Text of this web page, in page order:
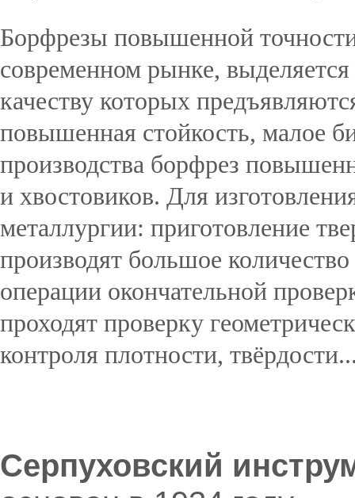
Борфрезы повышенной
современном рынке,
качеству которых
повышенная стойкость, малое
производства борфрез
и хвостовиков. Для
металлургии: приготовление
производят большое
операции окончательной
проходят проверку
контроля плотности,
Серпуховский